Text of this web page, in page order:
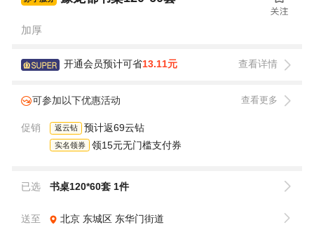
加厚
开通会员预计可省13.11元 查看详情
可参加以下优惠活动 查看更多
促销 返云钻 预计返69云钻
实名领券 领15元无门槛支付券
已选 书桌120*60套 1件
送至 北京 东城区 东华门街道